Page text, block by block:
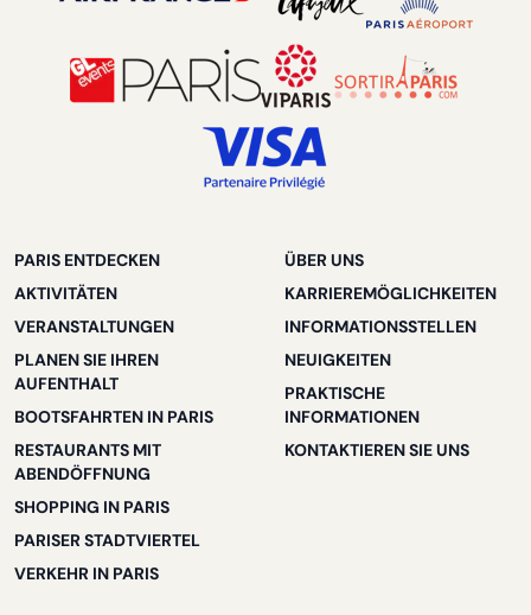
PARIS ENTDECKEN
AKTIVITÄTEN
VERANSTALTUNGEN
PLANEN SIE IHREN
AUFENTHALT
BOOTSFAHRTEN IN PARIS
RESTAURANTS MIT
ABENDÖFFNUNG
SHOPPING IN PARIS
PARISER STADTVIERTEL
VERKEHR IN PARIS
ÜBER UNS
KARRIEREMÖGLICHKEITEN
INFORMATIONSSTELLEN
NEUIGKEITEN
PRAKTISCHE
INFORMATIONEN
KONTAKTIEREN SIE UNS